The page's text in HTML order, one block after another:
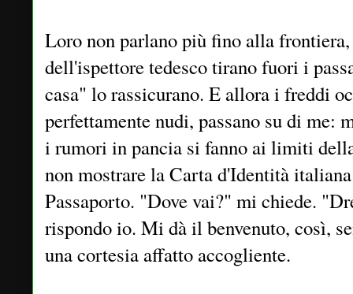
Loro non parlano più fino alla
dell'ispettore tedesco tirano fuori i
casa" lo rassicurano. E allora i freddi
perfettamente nudi, passano su di me:
i rumori in pancia si fanno ai limiti
non mostrare la Carta d'Identità
Passaporto. "Dove vai?" mi chiede.
rispondo io. Mi dà il benvenuto, così,
una cortesia affatto accogliente.